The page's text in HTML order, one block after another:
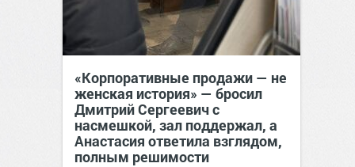
«Корпоративные продажи — не
женская история» — бросил
Дмитрий Сергеевич с
насмешкой, зал поддержал, а
Анастасия ответила взглядом,
полным решимости